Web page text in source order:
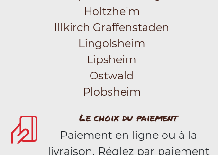
Holtzheim
Illkirch Graffenstaden
Lingolsheim
Lipsheim
Ostwald
Plobsheim
Le choix du paiement
Paiement en ligne ou à la
livraison. Réglez par paiement